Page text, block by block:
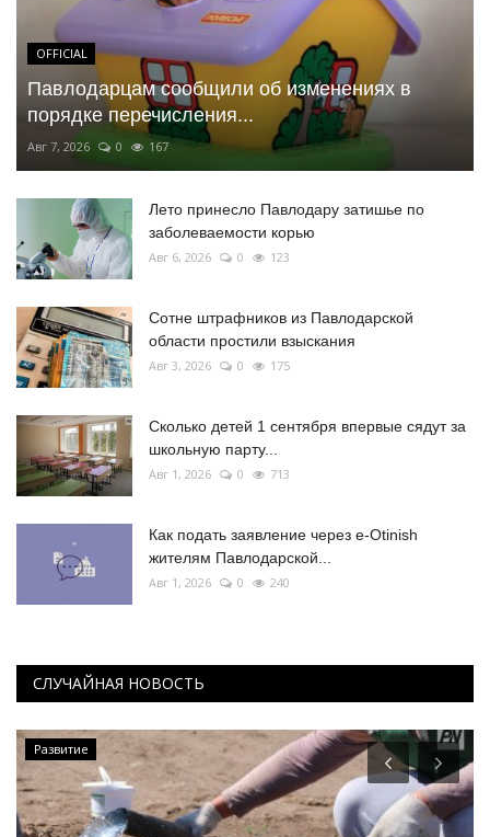
OFFICIAL
Павлодарцам сообщили об изменениях в
порядке перечисления...
Авг 7, 2026 0 167
Лето принесло Павлодару затишье по
заболеваемости корью
Авг 6, 2026 0 123
Сотне штрафников из Павлодарской
области простили взыскания
Авг 3, 2026 0 175
Сколько детей 1 сентября впервые сядут за
школьную парту...
Авг 1, 2026 0 713
Как подать заявление через e-Otinish
жителям Павлодарской...
Авг 1, 2026 0 240
СЛУЧАЙНАЯ НОВОСТЬ
Развитие